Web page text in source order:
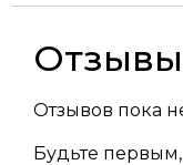
Отзывы
Отзывов пока
Будьте первым,